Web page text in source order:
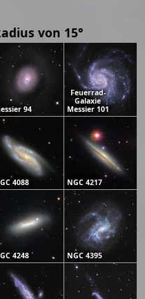
von 15°
94
Feuerrad-
Galaxie
Messier 101
4088 NGC 4217
4248 NGC 4395